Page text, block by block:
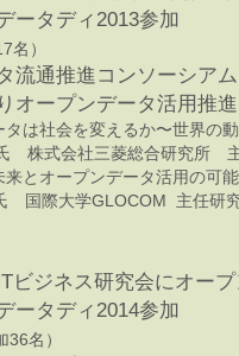
ータディ2013参加
）
流通推進コンソーシア
オープンデータ活用
社会を変えるか〜世界の動
式会社三菱総合研究
オープンデータ活用の可能
際大学GLOCOM 主任
ビジネス研究会にオー
ータディ2014参加
名）